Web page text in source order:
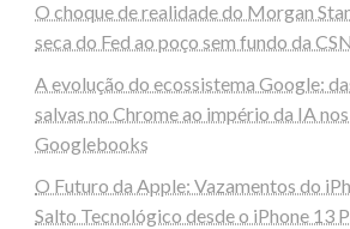
O choque de realidade do Morgan
seca do Fed ao poço sem fundo da CSN
A evolução do ecossistema Google:
salvas no Chrome ao império da IA
Googlebooks
O Futuro da Apple: Vazamentos do
Salto Tecnológico desde o iPhone 13